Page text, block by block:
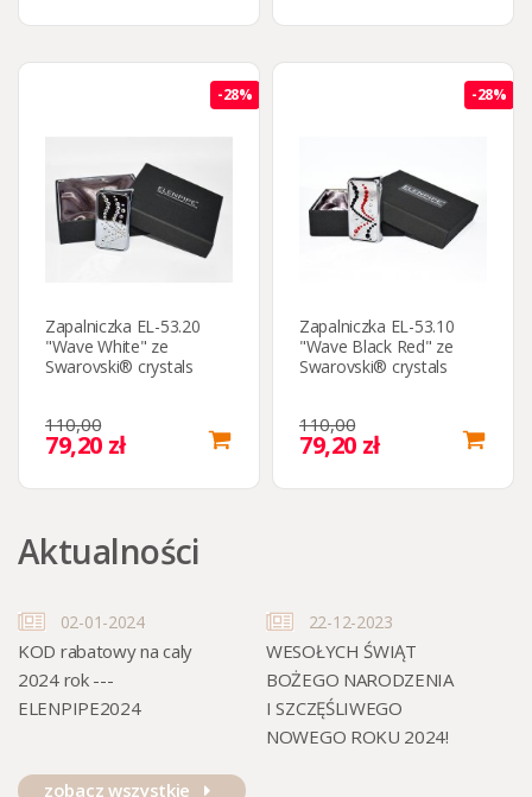
-28%
Zapalniczka EL-53.20
"Wave White" ze
Swarovski® crystals
110,00
79,20 zł
-28%
Zapalniczka EL-53.10
"Wave Black Red" ze
Swarovski® crystals
110,00
79,20 zł
Aktualności
02-01-2024
KOD rabatowy na caly
2024 rok ---
ELENPIPE2024
22-12-2023
WESOŁYCH ŚWIĄT
BOŻEGO NARODZENIA
I SZCZĘŚLIWEGO
NOWEGO ROKU 2024!
zobacz wszystkie